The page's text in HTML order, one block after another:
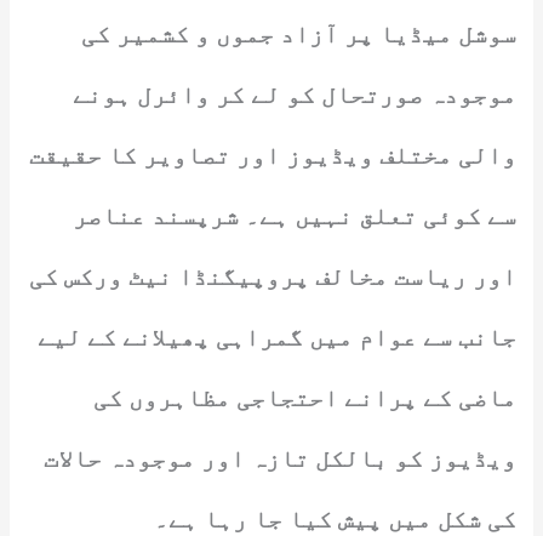
سوشل میڈیا پر آزاد جموں و کشمیر کی
موجودہ صورتحال کو لے کر وائرل ہونے
والی مختلف ویڈیوز اور تصاویر کا حقیقت
سے کوئی تعلق نہیں ہے۔ شرپسند عناصر
اور ریاست مخالف پروپیگنڈا نیٹ ورکس کی
جانب سے عوام میں گمراہی پھیلانے کے لیے
ماضی کے پرانے احتجاجی مظاہروں کی
ویڈیوز کو بالکل تازہ اور موجودہ حالات
کی شکل میں پیش کیا جا رہا ہے۔